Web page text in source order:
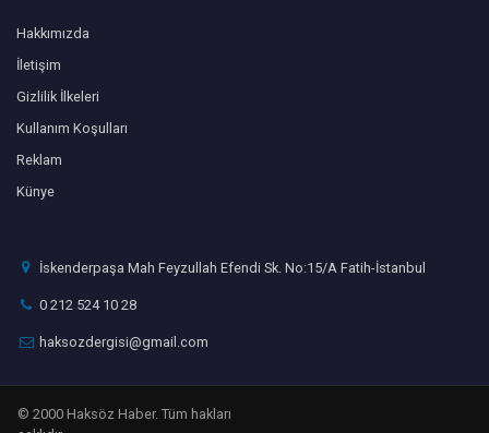
Hakkımızda
İletişim
Gizlilik İlkeleri
Kullanım Koşulları
Reklam
Künye
İskenderpaşa Mah Feyzullah Efendi Sk. No:15/A Fatih-İstanbul
0 212 524 10 28
haksozdergisi@gmail.com
© 2000 Haksöz Haber. Tüm hakları